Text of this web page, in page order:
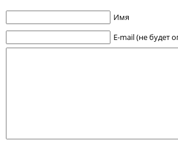
Имя
E-mail (не будет